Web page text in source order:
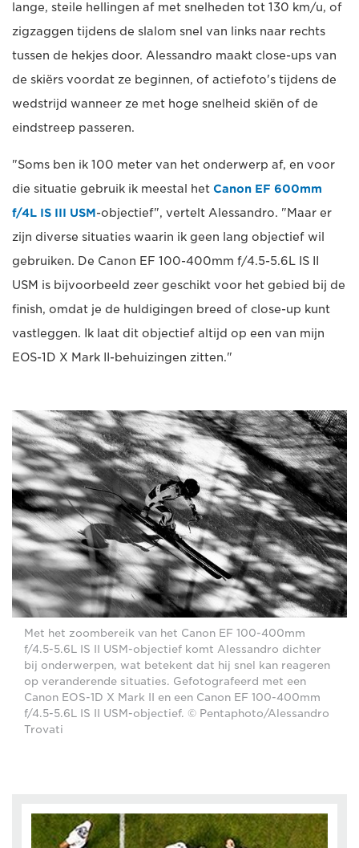
lange, steile hellingen af met snelheden tot 130 km/u, of
zigzaggen tijdens de slalom snel van links naar rechts
tussen de hekjes door. Alessandro maakt close-ups van
de skiërs voordat ze beginnen, of actiefoto's tijdens de
wedstrijd wanneer ze met hoge snelheid skiën of de
eindstreep passeren.
"Soms ben ik 100 meter van het onderwerp af, en voor
die situatie gebruik ik meestal het Canon EF 600mm
f/4L IS III USM-objectief", vertelt Alessandro. "Maar er
zijn diverse situaties waarin ik geen lang objectief wil
gebruiken. De Canon EF 100-400mm f/4.5-5.6L IS II
USM is bijvoorbeeld zeer geschikt voor het gebied bij de
finish, omdat je de huldigingen breed of close-up kunt
vastleggen. Ik laat dit objectief altijd op een van mijn
EOS-1D X Mark II-behuizingen zitten."
Met het zoombereik van het Canon EF 100-400mm
f/4.5-5.6L IS II USM-objectief komt Alessandro dichter
bij onderwerpen, wat betekent dat hij snel kan reageren
op veranderende situaties. Gefotografeerd met een
Canon EOS-1D X Mark II en een Canon EF 100-400mm
f/4.5-5.6L IS II USM-objectief. © Pentaphoto/Alessandro
Trovati